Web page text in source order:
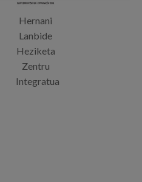
Hernani
Lanbide
Heziketa
Zentru
Integratua